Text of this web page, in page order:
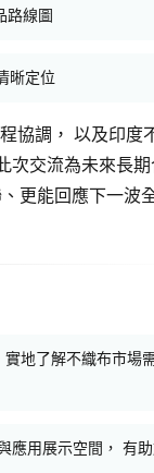
路線圖
晰定位
協調， 以及印度
次交流為未來長期
更能回應下一波
地了解不織布市場
應用展示空間， 有